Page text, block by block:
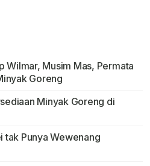
Wilmar, Musim Mas, Permata
Goreng
Minyak Goreng di
tak Punya Wewenang